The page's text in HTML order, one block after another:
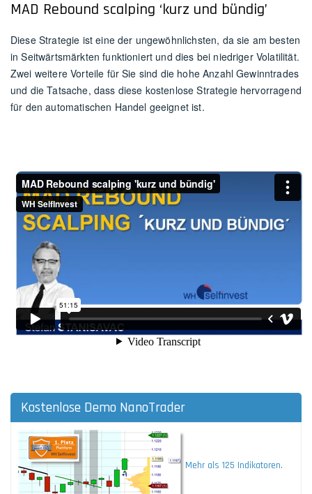
MAD Rebound scalping ‘kurz und bündig’
Diese Strategie ist eine der ungewöhnlichsten, da sie am besten
in Seitwärtsmärkten funktioniert und dies bei niedriger Volatilität.
Zwei weitere Vorteile für Sie sind die hohe Anzahl Gewinntrades
und die Tatsache, dass diese kostenlose Strategie hervorragend
für den automatischen Handel geeignet ist.
Kostenlose Demo NanoTrader
Mehr als 125 Indikatoren.